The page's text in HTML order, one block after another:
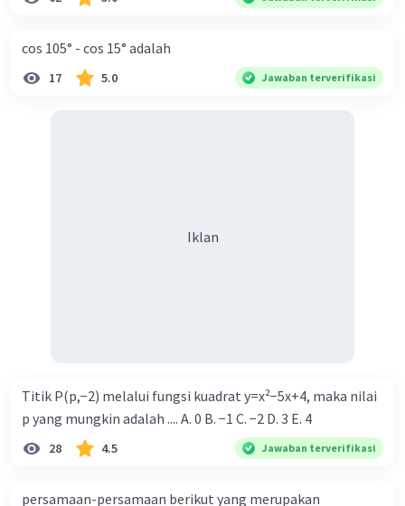
cos 105° - cos 15° adalah
17 5.0 Jawaban terverifikasi
Iklan
Titik P(p,−2) melalui fungsi kuadrat y=x²−5x+4, maka nilai
p yang mungkin adalah .... A. 0 B. −1 C. −2 D. 3 E. 4
28 4.5 Jawaban terverifikasi
persamaan-persamaan berikut yang merupakan